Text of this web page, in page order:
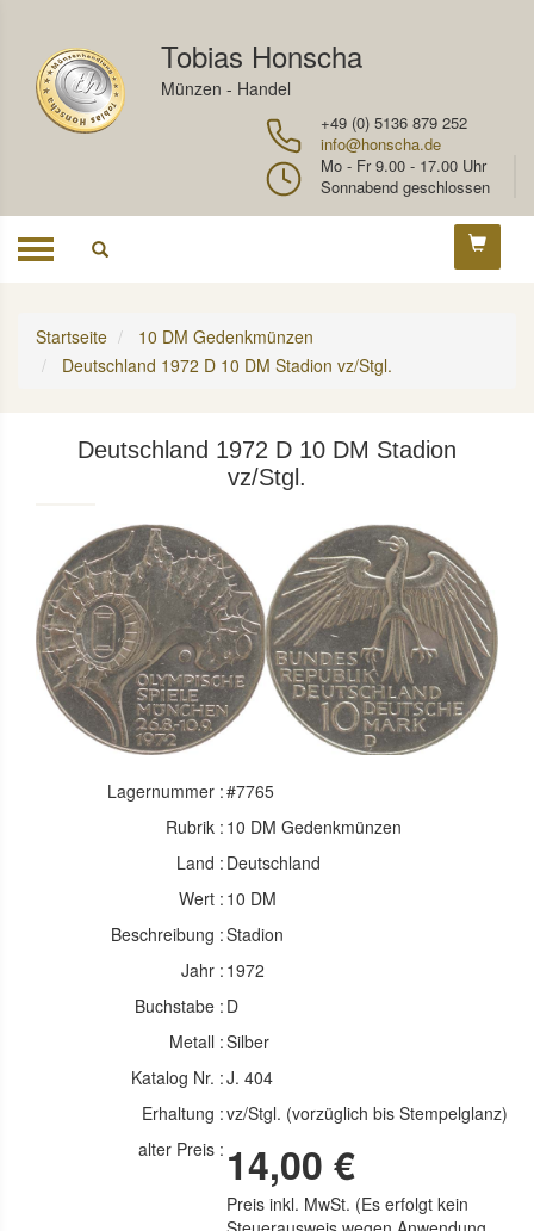
Tobias Honscha
Münzen - Handel
+49 (0) 5136 879 252
info@honscha.de
Mo - Fr 9.00 - 17.00 Uhr
Sonnabend geschlossen
Toggle
Startseite
10 DM Gedenkmünzen
Deutschland 1972 D 10 DM Stadion vz/Stgl.
Deutschland 1972 D 10 DM Stadion
vz/Stgl.
Lagernummer :#7765
Rubrik : 10 DM Gedenkmünzen
Land : Deutschland
Wert : 10 DM
Beschreibung :Stadion
Jahr : 1972
Buchstabe : D
Metall :Silber
Katalog Nr. :J. 404
Erhaltung :vz/Stgl. (vorzüglich bis Stempelglanz)
alter Preis : 14,00 €
Preis inkl. MwSt. (Es erfolgt kein